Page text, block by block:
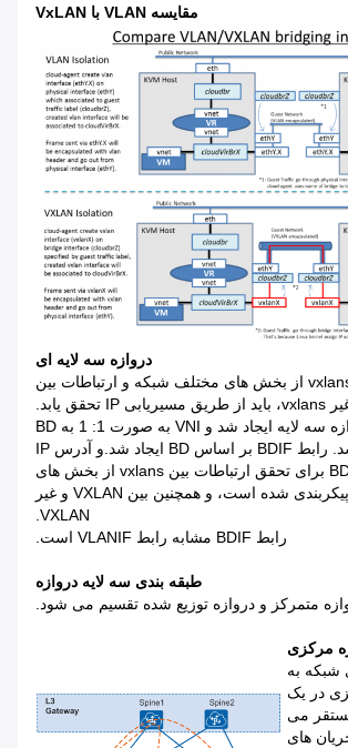
مقایسه VLAN با VxLAN
دروازه سه لایه ای
ارتباطات بین vxlans از بخش های مختلف شبکه و ارتباطات بین
BD بر روی دروازه سه لایه ایجاد شد و VNI به صورت 1: 1 به BD
نقشه برداری شد. رابط BDIF بر اساس BD ایجاد شد.و آدرس IP
از طریق رابط BDIF برای تحقق ارتباطات بین vxlans از بخش های
مختلف شبکه پیکربندی شده است، و همچنین بین VXLAN و غیر
VXLAN.
رابط BDIF مشابه رابط VLANIF است.
طبقه بندی سه لایه دروازه
مرکزی
شبکه به
در یک
می
های